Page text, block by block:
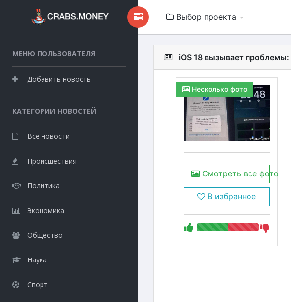
МЕНЮ ПОЛЬЗОВАТЕЛЯ
Добавить новость
КАТЕГОРИИ НОВОСТЕЙ
Все новости
Происшествия
Политика
Экономика
Общество
Наука
Спорт
Выбор проекта
iOS 18 вызывает проблемы:
Несколько фото
Смотреть все фото
В избранное